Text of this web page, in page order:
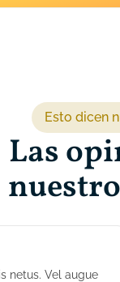
Esto dicen
Las
netus. Vel augue